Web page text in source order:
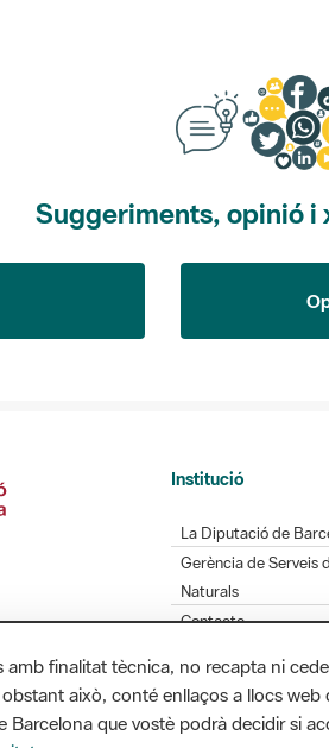
Suggeriments, opinió i
Institució
La Diputació de
Gerència de Serveis
Naturals
Contacte
Diputació de
finalitat tècnica, no recapta ni
això, conté enllaços a llocs web
Barcelona que vostè podrà decidir si